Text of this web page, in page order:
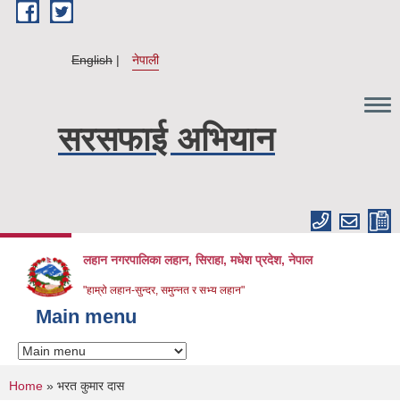
Skip to main content
English नेपाली
सरसफाई अभियान
लहान नगरपालिका लहान, सिराहा, मधेश प्रदेश, नेपाल
"हाम्रो लहान-सुन्दर, समुन्नत र सभ्य लहान"
Main menu
You are here
Home » भरत कुमार दास